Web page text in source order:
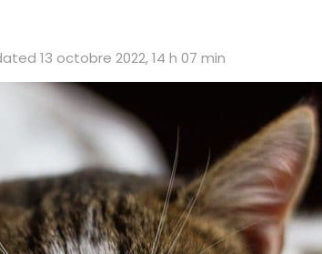
13 octobre 2022, 14 h 07 min